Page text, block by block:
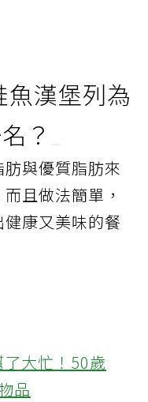
漢堡列為
？
與優質脂肪來
且做法簡單，
康又美味的餐
大忙！50歲
品